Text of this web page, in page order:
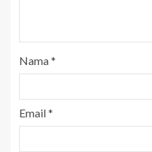
Nama*
Email*